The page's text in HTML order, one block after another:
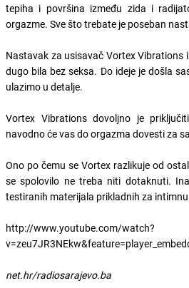
tepiha i površina između zida i
orgazme. Sve što trebate je poseban
Nastavak za usisavač Vortex Vibrations
dugo bila bez seksa. Do ideje je došla
ulazimo u detalje.
Vortex Vibrations dovoljno je
navodno će vas do orgazma dovesti za
Ono po čemu se Vortex razlikuje od
se spolovilo ne treba niti dotaknuti.
testiranih materijala prikladnih za
http://www.youtube.com/watch?
net.hr/radiosarajevo.ba